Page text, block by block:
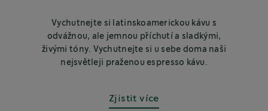
Vychutnejte si latinskoamerickou kávu s
odvážnou, ale jemnou příchutí a sladkými,
živými tóny. Vychutnejte si u sebe doma naši
nejsvětleji praženou espresso kávu.
Zjistit více